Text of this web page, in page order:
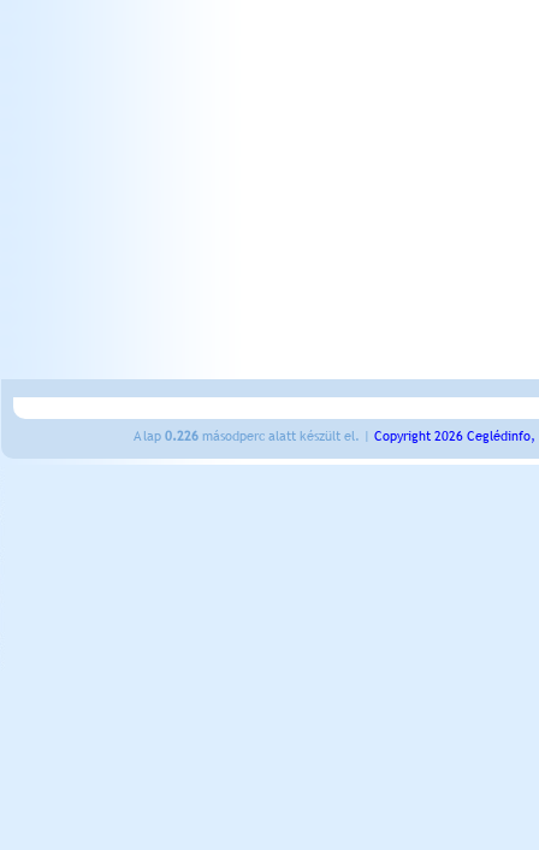
A lap 0.226 másodperc alatt készült el. | Copyright 2026